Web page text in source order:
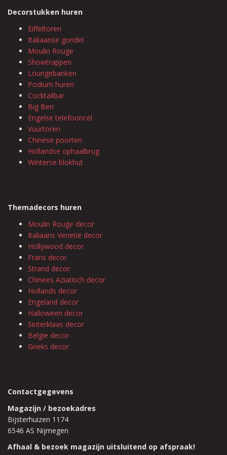
Decorstukken huren
Eiffeltoren
Italiaanse gondel
Moulin Rouge
Showtrappen
Loungebanken
Podium huren
Cocktailbar
Big Ben
Engelse telefooncel
Vuurtoren
Chinese poorten
Hollandse ophaalbrug
Winterse blokhut
Themadecors huren
Moulin Rouge decor
Italiaans Venetië decor
Hollywood decor
Frans decor
Strand decor
Chinees Aziatisch decor
Hollands decor
Engeland decor
Halloween decor
Sinterklaas decor
Belgie decor
Grieks decor
Contactgegevens
Magazijn / bezoekadres
Bijsterhuizen 1174
6546 AS Nijmegen
Afhaal & bezoek magazijn uitsluitend op afspraak!